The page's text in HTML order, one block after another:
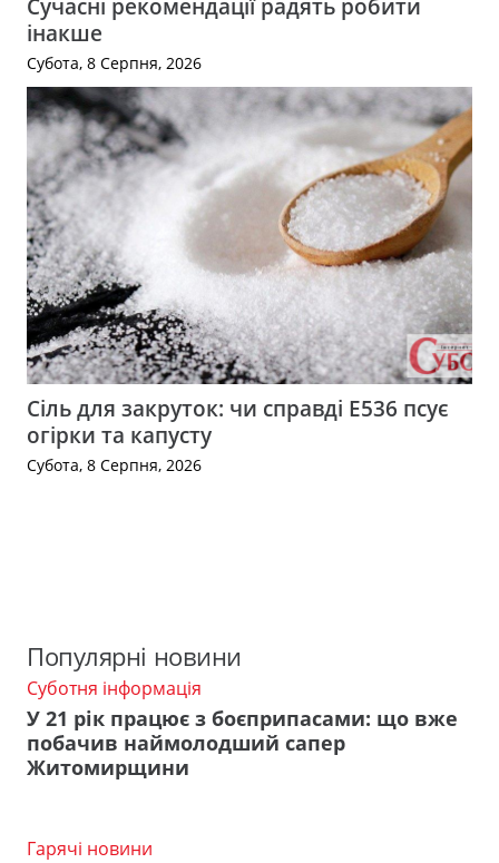
інакше
Субота, 8 Серпня, 2026
Сіль для закруток: чи справді Е536 псує
огірки та капусту
Субота, 8 Серпня, 2026
Популярні новини
Суботня інформація
У 21 рік працює з боєприпасами: що вже
побачив наймолодший сапер
Житомирщини
Гарячі новини